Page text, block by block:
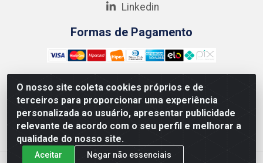
O nosso site coleta cookies próprios e de
terceiros para proporcionar uma experiência
personalizada ao usuário, apresentar publicidade
relevante de acordo com o seu perfil e melhorar a
qualidade do nosso site.
Aceitar Negar não essenciais
Linkedin
Formas de Pagamento
Kgmlan Distribuidora LTDA - CNPJ 18.217.682/0001-54 -
Rua Pedro de Barros Cavalcante, 58 - Bultrins, Olinda/PE
- CEP 53320-110